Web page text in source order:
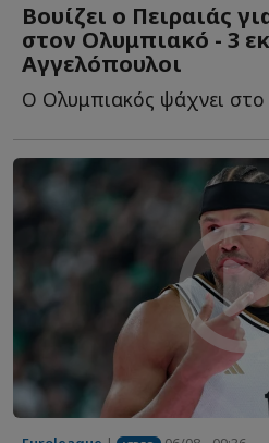
Βουίζει ο Πειραιάς
στον Ολυμπιακό - 3
Αγγελόπουλοι